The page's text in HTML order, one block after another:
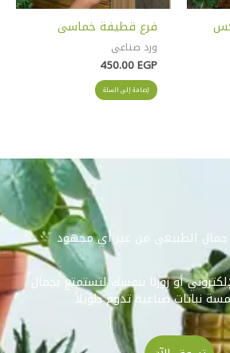
فرع قطيفة خماسى
ورد صناعى
450.00EGP
إضافة إلى السلة
الطبيعي من غير أي مجهود
أو زورنا بنفسك لتستمتع بجمال
نباتات صناعية تدوم طويلاً